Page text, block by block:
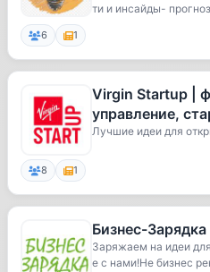
ти и инсайды-
6 1
Virgin Startup |
управление,
экономика
Лучшие идеи для
8 1
Бизнес-
Заряжаем на идеи
е с нами!Не бизнес